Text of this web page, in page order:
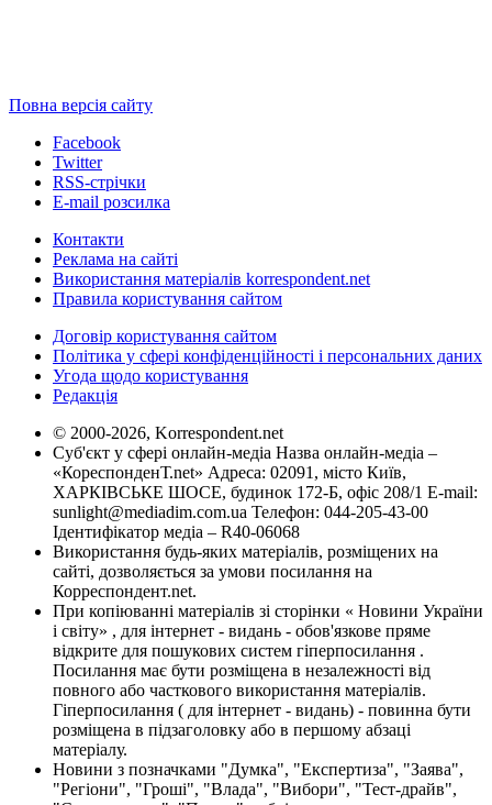
Повна версія сайту
Facebook
Twitter
RSS-стрічки
E-mail розсилка
Контакти
Реклама на сайті
Використання матеріалів korrespondent.net
Правила користування сайтом
Договір користування сайтом
Політика у сфері конфіденційності і персональних даних
Угода щодо користування
Редакція
© 2000-2026, Korrespondent.net
Суб'єкт у сфері онлайн-медіа Назва онлайн-медіа –
«КореспонденТ.net» Адреса: 02091, місто Київ,
ХАРКІВСЬКЕ ШОСЕ, будинок 172-Б, офіс 208/1 E-mail:
sunlight@mediadim.com.ua Телефон: 044-205-43-00
Ідентифікатор медіа – R40-06068
Використання будь-яких матеріалів, розміщених на
сайті, дозволяється за умови посилання на
Корреспондент.net.
При копіюванні матеріалів зі сторінки « Новини України
і світу» , для інтернет - видань - обов'язкове пряме
відкрите для пошукових систем гіперпосилання .
Посилання має бути розміщена в незалежності від
повного або часткового використання матеріалів.
Гіперпосилання ( для інтернет - видань) - повинна бути
розміщена в підзаголовку або в першому абзаці
матеріалу.
Новини з позначками "Думка", "Експертиза", "Заява",
"Регіони", "Гроші", "Влада", "Вибори", "Тест-драйв",